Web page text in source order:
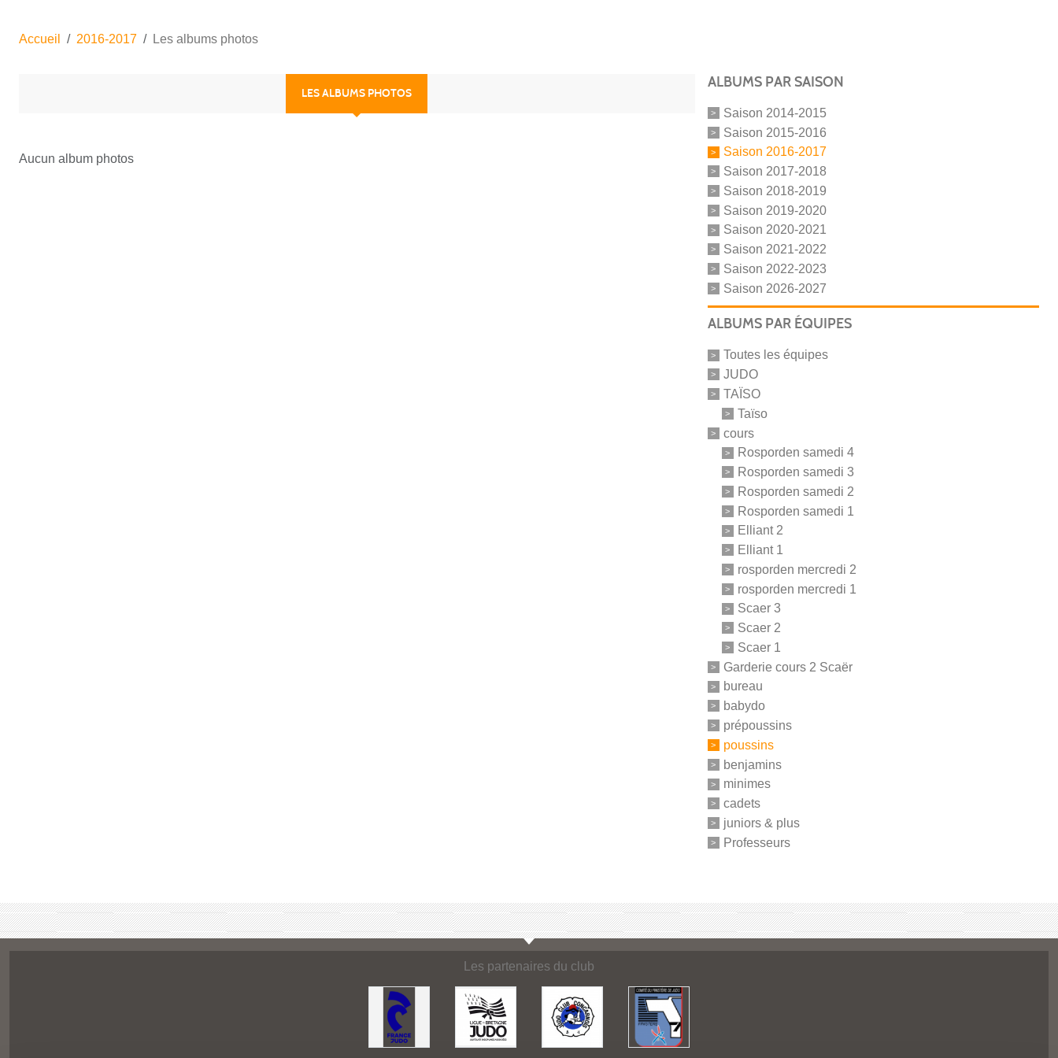
Accueil 2016-2017 Les albums photos
LES ALBUMS PHOTOS
Aucun album photos
ALBUMS PAR SAISON
Saison 2014-2015
Saison 2015-2016
Saison 2016-2017
Saison 2017-2018
Saison 2018-2019
Saison 2019-2020
Saison 2020-2021
Saison 2021-2022
Saison 2022-2023
Saison 2026-2027
ALBUMS PAR ÉQUIPES
Toutes les équipes
JUDO
TAÏSO
Taïso
cours
Rosporden samedi 4
Rosporden samedi 3
Rosporden samedi 2
Rosporden samedi 1
Elliant 2
Elliant 1
rosporden mercredi 2
rosporden mercredi 1
Scaer 3
Scaer 2
Scaer 1
Garderie cours 2 Scaër
bureau
babydo
prépoussins
poussins
benjamins
minimes
cadets
juniors & plus
Professeurs
Les partenaires du club